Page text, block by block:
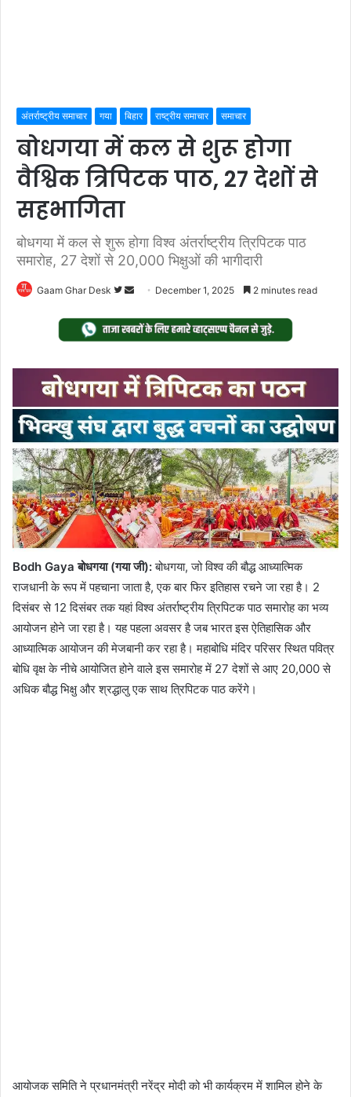
अंतर्राष्ट्रीय समाचार गया बिहार राष्ट्रीय समाचार समाचार
बोधगया में कल से शुरू होगा
वैश्विक त्रिपिटक पाठ, 27 देशों से
सहभागिता
बोधगया में कल से शुरू होगा विश्व अंतर्राष्ट्रीय त्रिपिटक पाठ
समारोह, 27 देशों से 20,000 भिक्षुओं की भागीदारी
Gaam Ghar Desk
Follow
Twitter
Send
email
December 1, 2025 2 minutes read
Bodh Gaya बोधगया (गया जी):बोधगया, जो विश्व की बौद्ध आध्यात्मिक
राजधानी के रूप में पहचाना जाता है, एक बार फिर इतिहास रचने जा रहा है। 2
दिसंबर से 12 दिसंबर तक यहां विश्व अंतर्राष्ट्रीय त्रिपिटक पाठ समारोह का भव्य
आयोजन होने जा रहा है। यह पहला अवसर है जब भारत इस ऐतिहासिक और
आध्यात्मिक आयोजन की मेजबानी कर रहा है। महाबोधि मंदिर परिसर स्थित पवित्र
बोधि वृक्ष के नीचे आयोजित होने वाले इस समारोह में 27 देशों से आए 20,000 से
अधिक बौद्ध भिक्षु और श्रद्धालु एक साथ त्रिपिटक पाठ करेंगे।
आयोजक समिति ने प्रधानमंत्री नरेंद्र मोदी को भी कार्यक्रम में शामिल होने के